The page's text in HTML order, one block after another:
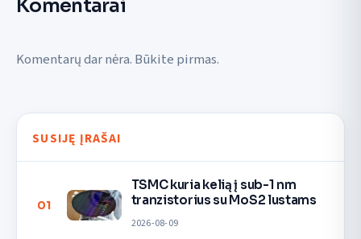
Komentarai
Komentarų dar nėra. Būkite pirmas.
SUSIJĘ ĮRAŠAI
01
TSMC kuria kelią į sub-1 nm
tranzistorius su MoS2 lustams
2026-08-09